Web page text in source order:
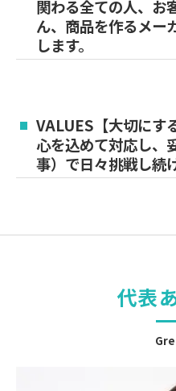
関わる全ての人、お
ん、商品を作るメー
します。
VALUES【大切
心を込めて対応し、
事）で日々挑戦し続
代表